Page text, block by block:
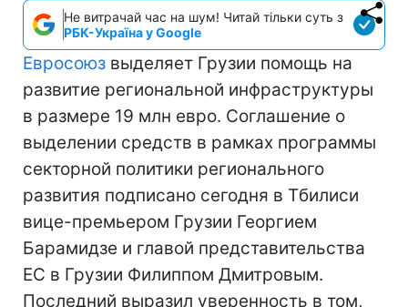
Не витрачай час на шум! Читай тільки суть з
РБК-Україна у Google
Евросоюз выделяет Грузии помощь на
развитие региональной инфраструктуры
в размере 19 млн евро. Соглашение о
выделении средств в рамках программы
секторной политики регионального
развития подписано сегодня в Тбилиси
вице-премьером Грузии Георгием
Барамидзе и главой представительства
ЕС в Грузии Филиппом Дмитровым.
Последний выразил уверенность в том,